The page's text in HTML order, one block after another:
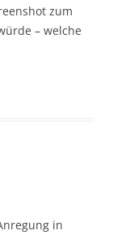
zum
– welche
in